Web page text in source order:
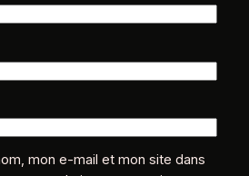
mon e-mail et mon site dans